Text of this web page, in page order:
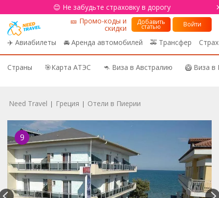
😊 Не забудьте страховку в дорогу
✈️ Авиабилеты 🚘 Аренда автомобилей 🚕 Трансфер
🎫 Промо-коды и
скидки
Добавить
статью Войти
Страны 🎯Карта АТЭС 🦘 Виза в Австралию 🥝 Виза
Need Travel | Греция | Отели в Пиерии
9